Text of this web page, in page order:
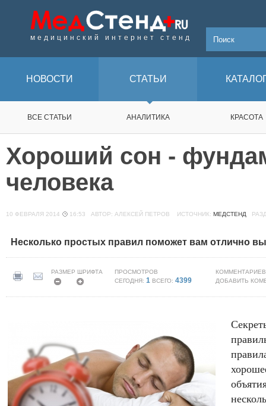
медицинский интернет стенд
НОВОСТИ СТАТЬИ
ВСЕ СТАТЬИ АНАЛИТИКА КРАСОТА
Хороший сон -
человека
10 ФЕВРАЛЯ 2014 16:53 АВТОР: АЛЕКСЕЙ ПЕТРОВ ИСТОЧНИК: МЕДСТЕНД
Несколько простых правил поможет вам отлично
РАЗМЕР ШРИФТА
ПРОСМОТРОВ
СЕГОДНЯ: 1 ВСЕГО: 4399 ДОБАВИТЬ